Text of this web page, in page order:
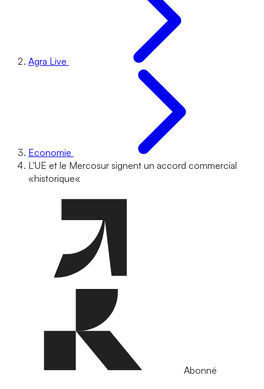
Agra Live
Economie
L'UE et le Mercosur signent un accord commercial
«historique«
Abonné